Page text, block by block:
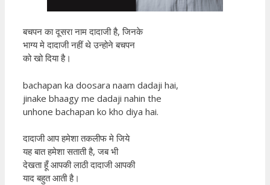
बचपन का दूसरा नाम दादाजी है, जिनके
भाग्य मे दादाजी नहीं थे उन्होने बचपन
को खो दिया है।
bachapan ka doosara naam dadaji hai,
jinake bhaagy me dadaji nahin the
unhone bachapan ko kho diya hai.
दादाजी आप हमेशा तकलीफ मे जिये
यह बात हमेशा सताती है, जब भी
देखता हूँ आपकी लाठी दादाजी आपकी
याद बहुत आती है।